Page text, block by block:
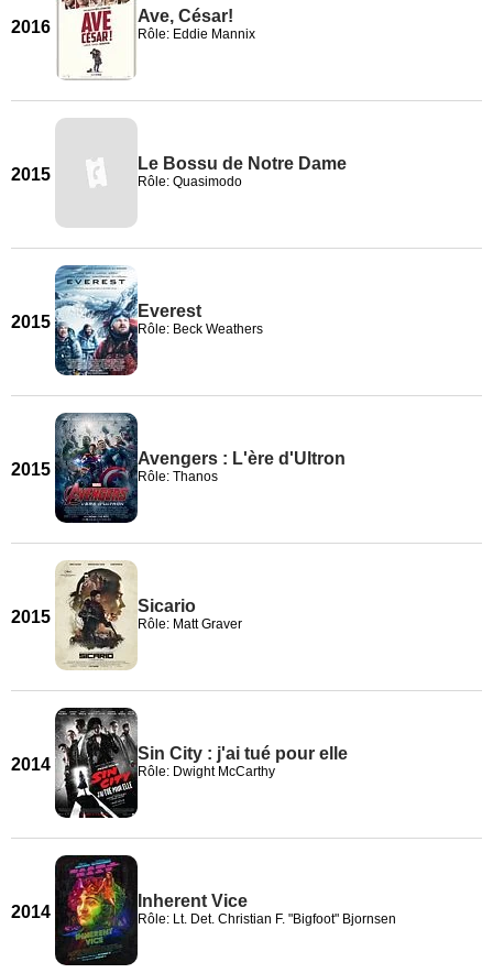
2016
Ave, César!
Rôle: Eddie Mannix
2015
Le Bossu de Notre Dame
Rôle: Quasimodo
2015
Everest
Rôle: Beck Weathers
2015
Avengers : L'ère d'Ultron
Rôle: Thanos
2015
Sicario
Rôle: Matt Graver
2014
Sin City : j'ai tué pour elle
Rôle: Dwight McCarthy
2014
Inherent Vice
Rôle: Lt. Det. Christian F. "Bigfoot" Bjornsen